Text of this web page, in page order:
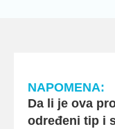
NAPOMENA:
Da li je ova
određeni tip i